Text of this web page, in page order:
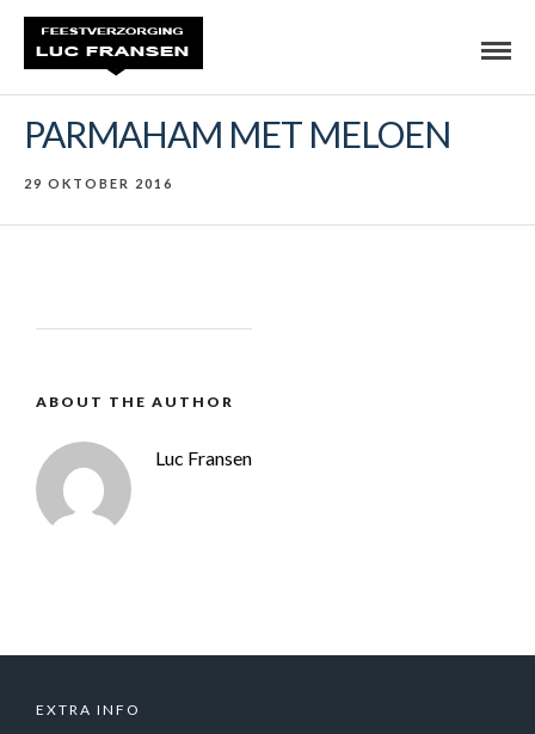
PARMAHAM MET MELOEN
29 OKTOBER 2016
ABOUT THE AUTHOR
Luc Fransen
EXTRA INFO